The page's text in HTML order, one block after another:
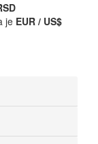
je EUR / US$